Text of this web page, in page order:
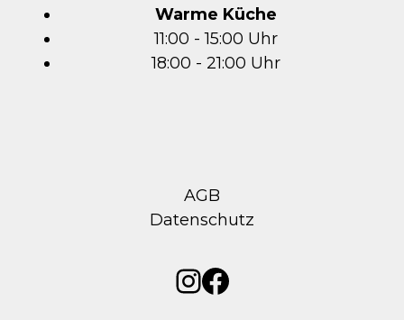
Warme Küche
11:00 - 15:00 Uhr
18:00 - 21:00 Uhr
AGB
Datenschutz
Instagram
Facebook